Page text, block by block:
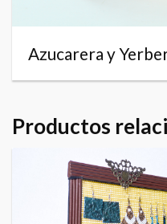
Azucarera y
Productos